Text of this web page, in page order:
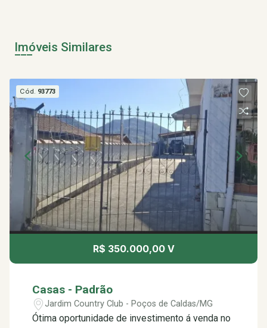
Imóveis Similares
Cód. 93773
R$ 350.000,00 V
Casas - Padrão
Jardim Country Club - Poços de Caldas/MG
Ótima oportunidade de investimento á venda no